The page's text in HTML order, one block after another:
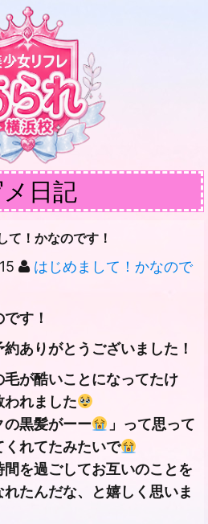
日記
て！かなのです！
はじめまして！かなので
す！
ありがとうございました！
が酷いことになってたけ
われました
の黒髪がーー
」って思って
れてたみたいで
を過ごしてお互いのことを
たんだな、と嬉しく思いま